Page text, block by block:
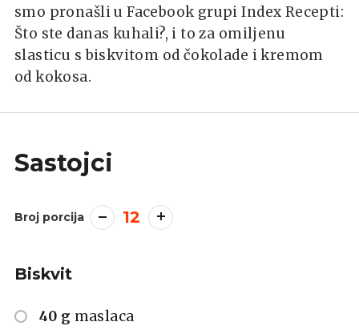
smo pronašli u Facebook grupi Index Recepti:
Što ste danas kuhali?, i to za omiljenu
slasticu s biskvitom od čokolade i kremom
od kokosa.
Sastojci
Broj porcija 12
Biskvit
40 g maslaca